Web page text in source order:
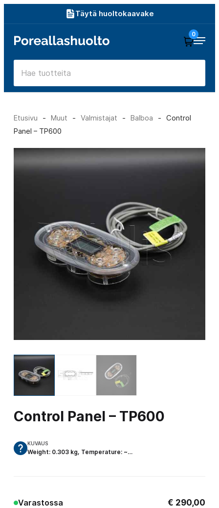
sisältöön
Täytä huoltokaavake
Poreallashuolto
0
Etusivu - Muut - Valmistajat - Balboa -
Control
Panel – TP600
Control Panel – TP600
KUVAUS
Weight: 0.303 kg, Temperature: ~…
Varastossa € 290,00